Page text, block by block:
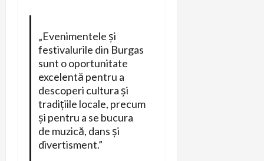
„Evenimentele și
festivalurile din Burgas
sunt o oportunitate
excelentă pentru a
descoperi cultura și
tradițiile locale, precum
și pentru a se bucura
de muzică, dans și
divertisment.”